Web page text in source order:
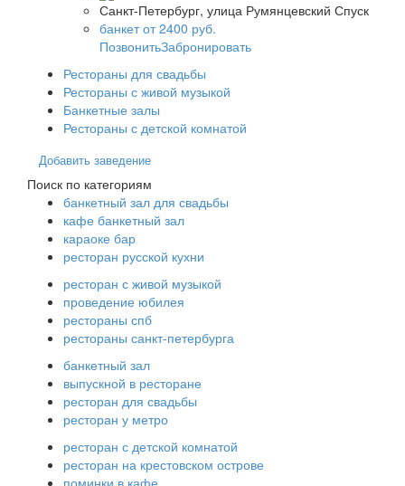
Санкт-Петербург, улица Румянцевский Спуск
банкет от 2400 руб.
ПозвонитьЗабронировать
Рестораны для свадьбы
Рестораны с живой музыкой
Банкетные залы
Рестораны с детской комнатой
Добавить заведение
Поиск по категориям
банкетный зал для свадьбы
кафе банкетный зал
караоке бар
ресторан русской кухни
ресторан с живой музыкой
проведение юбилея
рестораны спб
рестораны санкт-петербурга
банкетный зал
выпускной в ресторане
ресторан для свадьбы
ресторан у метро
ресторан с детской комнатой
ресторан на крестовском острове